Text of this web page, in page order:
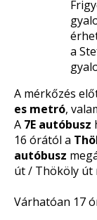
a
A mérkőzés
es metró,
A 7E autóbusz
16 órától a
autóbusz
út / Thököly út
Várhatóan 17